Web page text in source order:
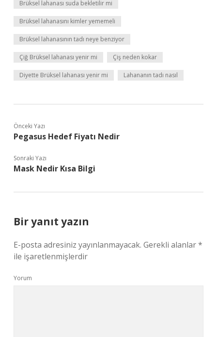
Brüksel lahanası suda bekletilir mi
Brüksel lahanasını kimler yememeli
Brüksel lahanasının tadı neye benziyor
Çiğ Brüksel lahanası yenir mi Çiş neden kokar
Diyette Brüksel lahanası yenir mi Lahananın tadı nasıl
Önceki Yazı
Pegasus Hedef Fiyatı Nedir
Sonraki Yazı
Mask Nedir Kısa Bilgi
Bir yanıt yazın
E-posta adresiniz yayınlanmayacak. Gerekli alanlar*
ile işaretlenmişlerdir
Yorum